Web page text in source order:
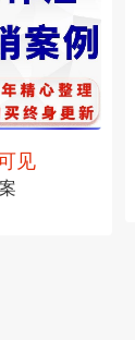
见